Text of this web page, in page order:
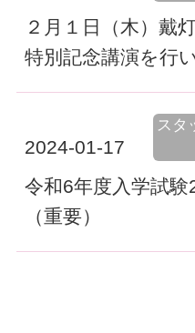
２月１日（木）戴
特別記念講演を行
2024-01-17
スタ
令和6年度入学試
（重要）